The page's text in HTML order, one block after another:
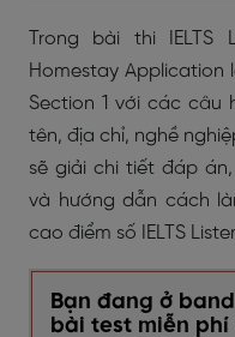
Trong bài thi IELTS
Homestay Application
Section 1 với các câu
tên, địa chỉ, nghề
sẽ giải chi tiết đáp
và hướng dẫn cách
cao điểm số IELTS
Bạn đang ở band
bài test miễn